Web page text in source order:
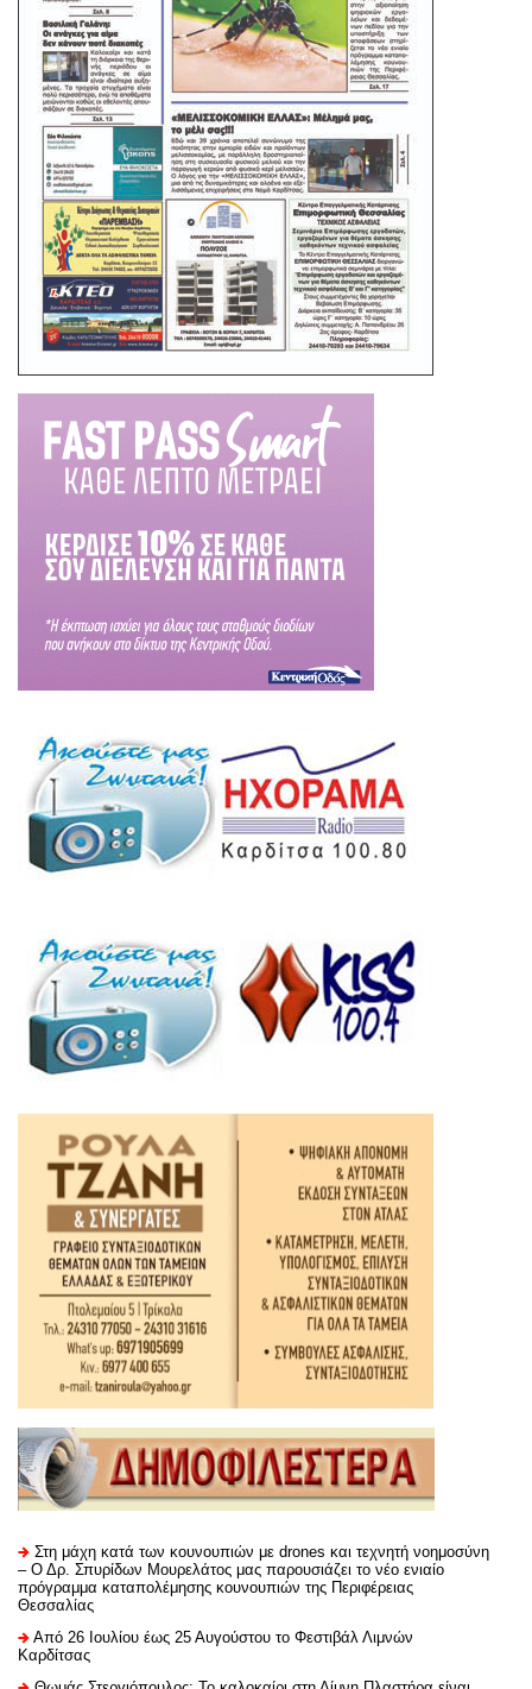
Στη μάχη κατά των κουνουπιών με drones και τεχνητή νοημοσύνη
– Ο Δρ. Σπυρίδων Μουρελάτος μας παρουσιάζει το νέο ενιαίο
πρόγραμμα καταπολέμησης κουνουπιών της Περιφέρειας
Θεσσαλίας
Από 26 Ιουλίου έως 25 Αυγούστου το Φεστιβάλ Λιμνών
Καρδίτσας